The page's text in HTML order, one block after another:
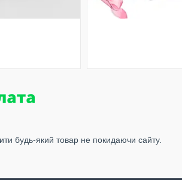
будь-який товар не покидаючи сайту.